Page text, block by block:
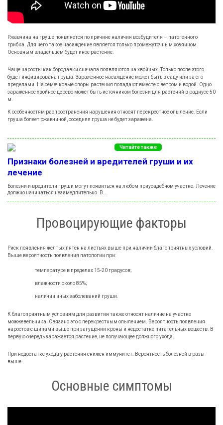
Ржавчина на груше появляется по причине наличия возбудителя – патогенного
грибка. Для него такое насаждение является только промежуточным хозяином.
Основным владельцем будет иное растение.
Чаще наросты как бородавки сначала появляются на хвойных. Только после этого
будет инфицирована груша. Зараженное насаждение может быть в саду или за его
пределами. На семечковые споры растения попадают вместе с ветром и водой. Одно
зараженное хвойное дерево может быть источником болезни для растений в радиусе 50
м.
К особенностям распространения нарушения относят перекрестное опыление. Если
груша болеет ржавчиной, соседняя груша не будет заражена.
Читайте также
Признаки болезней и вредителей груши и их
лечение
Болезни и вредители груши могут появиться на любом приусадебном участке. Лечение
должно начинаться незамедлительно. В…
Провоцирующие факторы
Риск появления желтых пятен на листьях выше при наличии благоприятных условий.
Выше вероятность появления патологии при:
температуре в пределах 15-20 градусов;
влажности около 85%;
наличии иных заболеваний груши.
К благоприятным условиям для развития также относят наличие на участке
можжевельника. Связано это с перекрестным опылением. Вероятность появления
наростов с шипами выше при загущении кроны и недостатке питательных веществ. В
первую очередь заражается растение, не получающее должного ухода.
При недостатке ухода у растения снижен иммунитет. Вероятность болезней в разы
выше.
Основные симптомы